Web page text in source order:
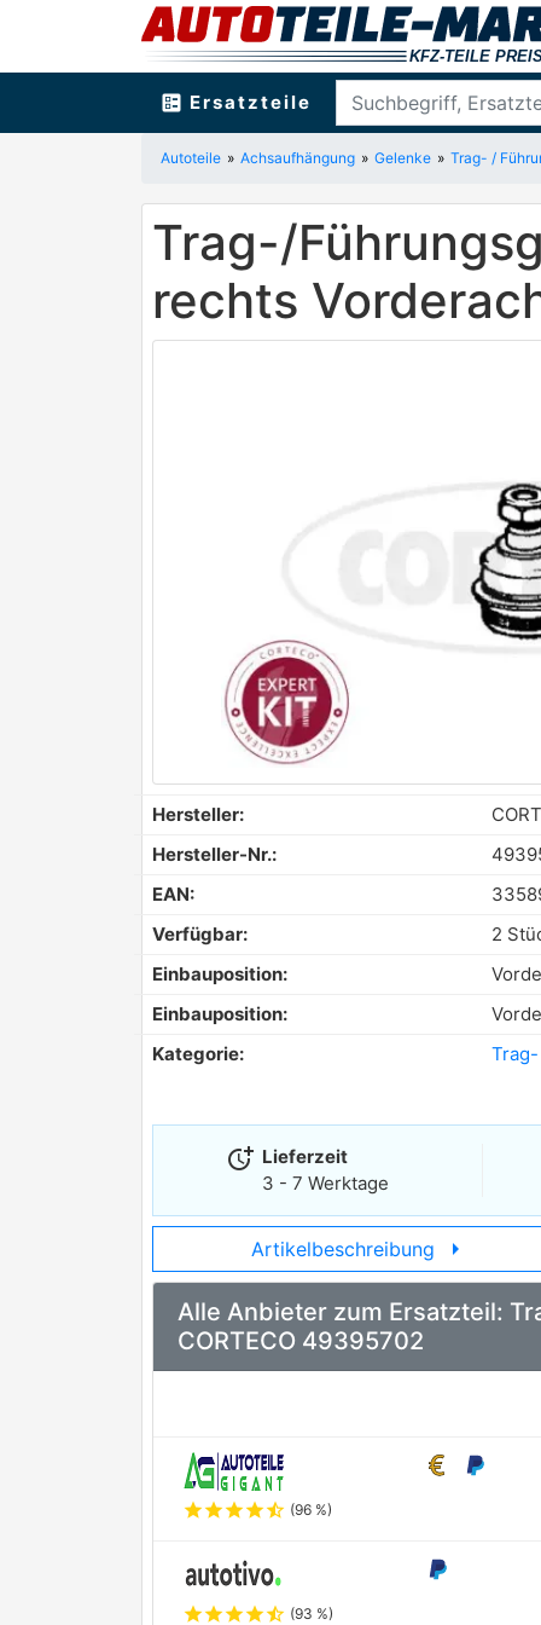
ballot Ersatzteile
Autoteile Achsaufhängung Gelenke Trag- /
Trag-/
rechts
Hersteller:
Hersteller-Nr.:
EAN:
Verfügbar:
2
Einbauposition:
Einbauposition:
Kategorie:
more_time Lieferzeit
3 - 7 Werktage
Artikelbeschreibung arrow_right
Alle Anbieter zum Ersatzteil:
CORTECO 49395702
starstarstarstarstar_half (96 %)
starstarstarstarstar_half (93 %)